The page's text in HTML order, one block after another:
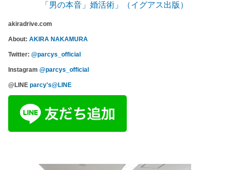
「男の本音」婚活術」（イグアス出版）
akiradrive.com
About:AKIRA NAKAMURA
Twitter:@parcys_official
Instagram@parcys_official
@LINEparcy's@LINE